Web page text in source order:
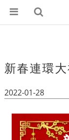
新春連環
2022-01-28